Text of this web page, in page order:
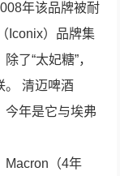
年该品牌被耐
Iconix）品牌集
了“太妃糖”，
。 清迈啤酒
今年是它与埃弗
Macron（4年